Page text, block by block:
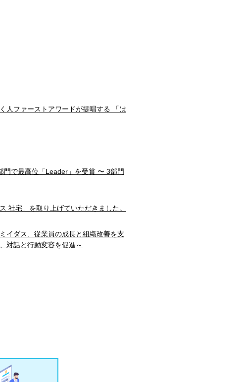
人ファーストアワードが提唱する 「は
門で最高位「Leader」を受賞 〜 3部門
社宅」を取り上げていただきました。
イダス、従業員の成長と組織改善を支
対話と行動変容を促進～